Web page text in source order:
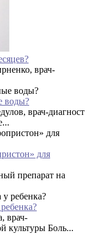
врач-
воды?
врач-диагност
для
препарат на
врач-
культуры Боль...